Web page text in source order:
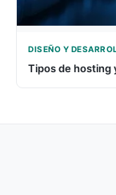
DISEÑO Y
Tipos de hosting